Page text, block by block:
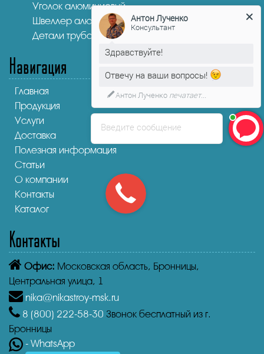
Уголок алюминиевый
Швеллер алюминиевый
Детали трубопроводов
Навигация
Главная
Продукция
Услуги
Доставка
Полезная информация
Статьи
О компании
Контакты
Каталог
Контакты
Офис: Московская область, Бронницы,
Центральная улица, 1
nika@nikastroy-msk.ru
8 (800) 222-58-30 Звонок бесплатный из г.
Бронницы
- WhatsApp
Введите сообщение
Антон Лученко